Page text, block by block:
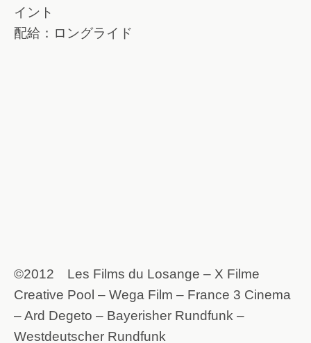
イント
配給：ロングライド
©2012 Les Films du Losange – X Filme
Creative Pool – Wega Film – France 3 Cinema
– Ard Degeto – Bayerisher Rundfunk –
Westdeutscher Rundfunk